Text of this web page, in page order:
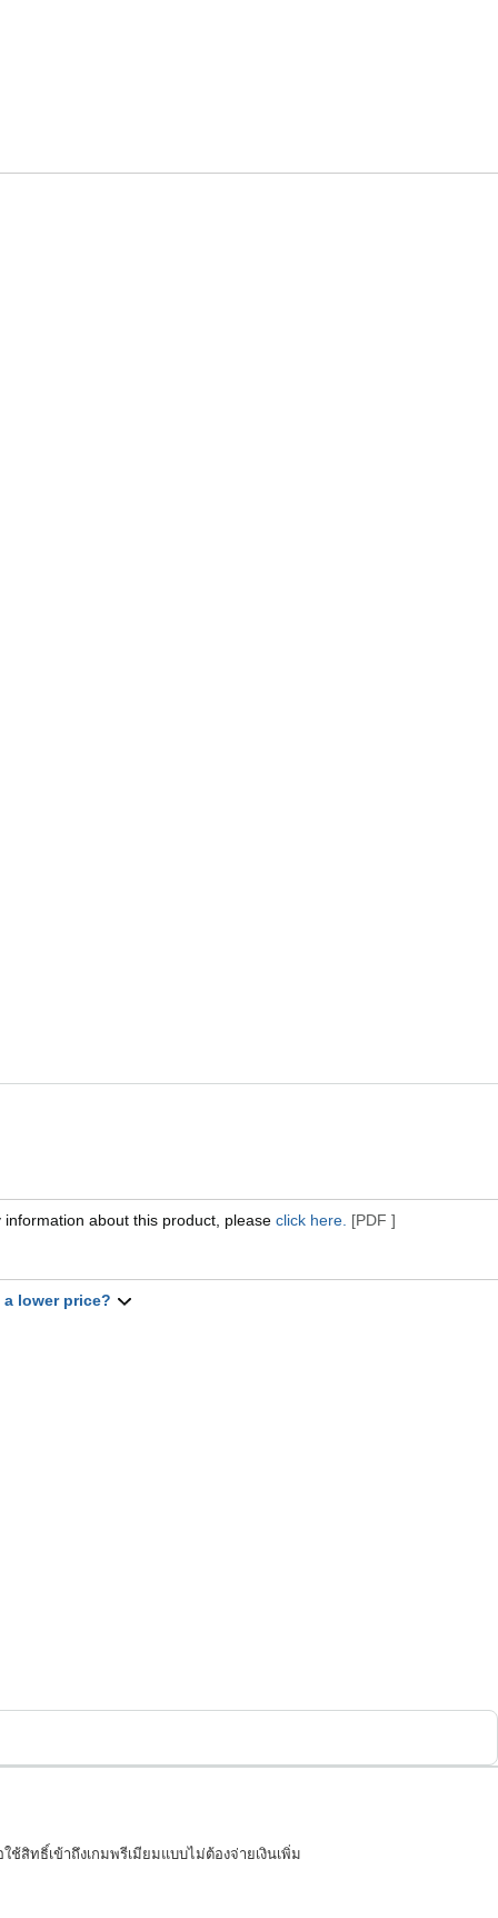
information about this product, pleaseclick here. [PDF ]
lower price?
ทธิ์เข้าถึงเกมพรีเมียมแบบไม่ต้องจ่ายเงินเพิ่ม